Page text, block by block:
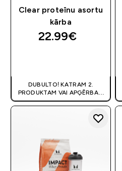
Clear proteīnu asortu
kārba
22.99€‎
DUBULTO! KATRAM 2.
PRODUKTAM VAI APĢĒRBAM
80% OFF! | KUPONS: